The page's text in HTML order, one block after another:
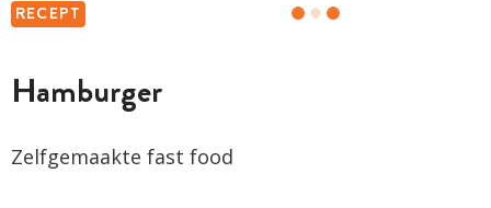
RECEPT
Hamburger
Zelfgemaakte fast food